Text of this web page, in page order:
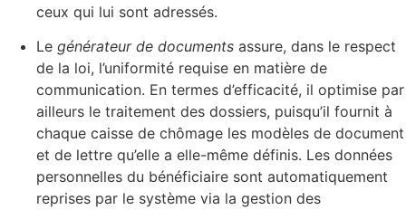
ceux qui lui sont adressés.
Le générateur de documents assure, dans le respect
de la loi, l’uniformité requise en matière de
communication. En termes d’efficacité, il optimise par
ailleurs le traitement des dossiers, puisqu’il fournit à
chaque caisse de chômage les modèles de document
et de lettre qu’elle a elle-même définis. Les données
personnelles du bénéficiaire sont automatiquement
reprises par le système via la gestion des